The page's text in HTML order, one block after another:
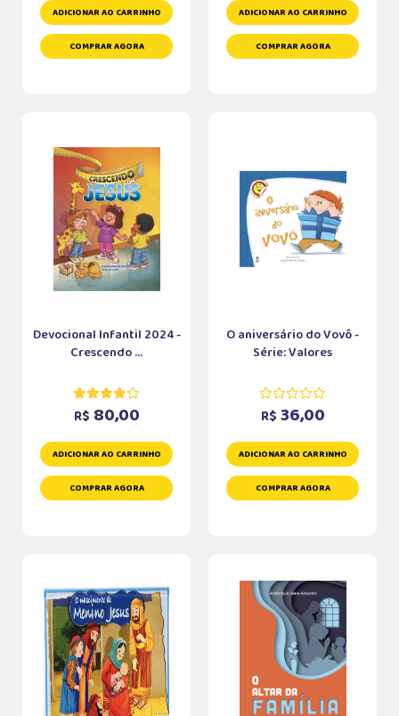
ADICIONAR AO CARRINHO
COMPRAR AGORA
ADICIONAR AO CARRINHO
COMPRAR AGORA
Devocional Infantil 2024 -
Crescendo ...
R$ 80,00
ADICIONAR AO CARRINHO
COMPRAR AGORA
O aniversário do Vovô -
Série: Valores
R$ 36,00
ADICIONAR AO CARRINHO
COMPRAR AGORA